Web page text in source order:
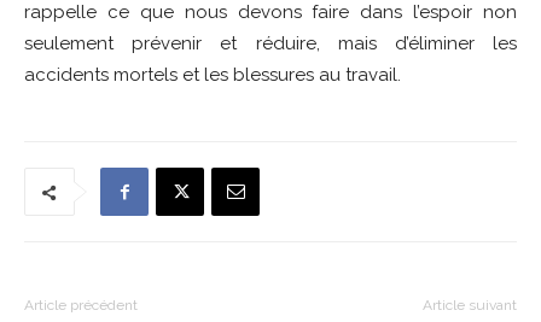
rappelle ce que nous devons faire dans l’espoir non
seulement prévenir et réduire, mais d’éliminer les
accidents mortels et les blessures au travail.
Article précédent Article suivant